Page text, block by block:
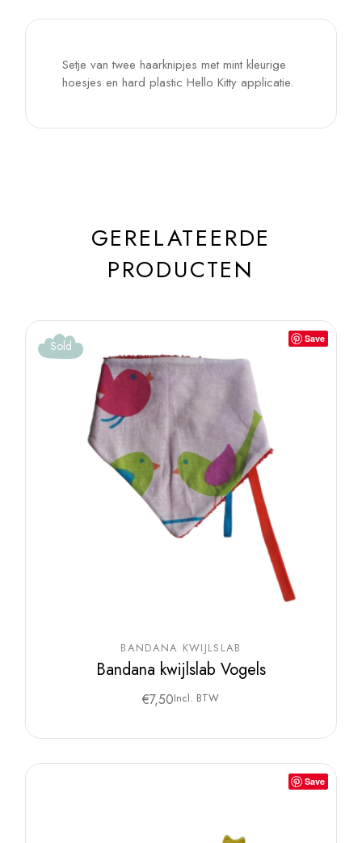
Setje van twee haarknipjes met mint kleurige
hoesjes en hard plastic Hello Kitty applicatie.
GERELATEERDE
PRODUCTEN
Save
Sold
BANDANA KWIJLSLAB
Bandana kwijlslab Vogels
€7,50Incl. BTW
Save